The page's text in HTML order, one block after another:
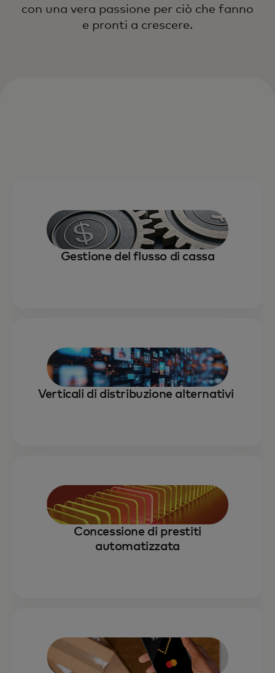
con una vera passione per ciò che fanno
e pronti a crescere.
Gestione del flusso di cassa
Verticali di distribuzione alternativi
Concessione di prestiti
automatizzata